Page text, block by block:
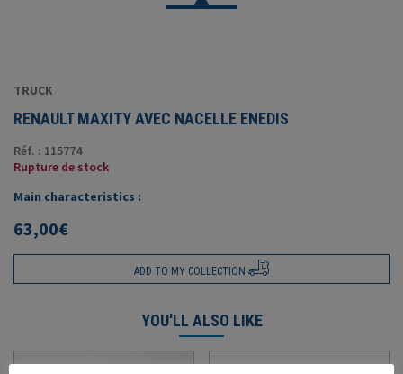
TRUCK
RENAULT MAXITY AVEC NACELLE ENEDIS
Réf. : 115774
Rupture de stock
Main characteristics :
63,00€
ADD TO MY COLLECTION
YOU'LL ALSO LIKE